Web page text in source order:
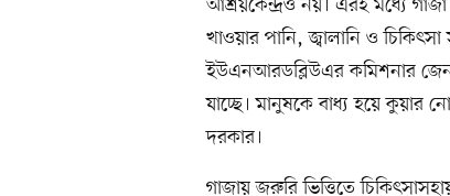
আশ্রয়কেন্দ্রও নয়। এরই মধ্যে
খাওয়ার পানি, জ্বালানি ও চিকিৎসা
ইউএনআরডব্লিউএর কমিশনার
যাচ্ছে। মানুষকে বাধ্য হয়ে কুয়ার
দরকার।
গাজায় জরুরি ভিত্তিতে